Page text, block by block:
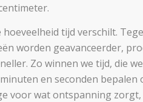
tijd verschilt.
worden geavanceerder,
Zo winnen we tijd, die
en seconden bepalen
voor wat ontspanning zorgt,